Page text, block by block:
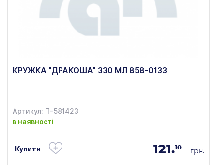
КРУЖКА "ДРАКОША" 330 МЛ 858-0133
Артикул: П-581423
в наявності
Купити 121.10 грн.